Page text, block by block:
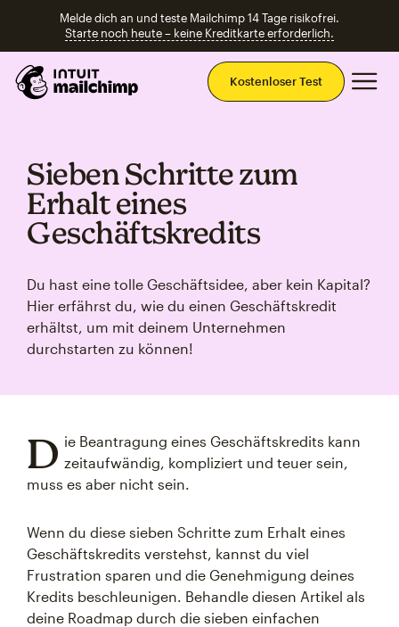
Melde dich an und teste Mailchimp 14 Tage risikofrei.
Starte noch heute – keine Kreditkarte erforderlich.
Kostenloser Test
Sieben Schritte zum
Erhalt eines
Geschäftskredits
Du hast eine tolle Geschäftsidee, aber kein Kapital?
Hier erfährst du, wie du einen Geschäftskredit
erhältst, um mit deinem Unternehmen
durchstarten zu können!
D ie Beantragung eines Geschäftskredits kann
zeitaufwändig, kompliziert und teuer sein,
muss es aber nicht sein.
Wenn du diese sieben Schritte zum Erhalt eines
Geschäftskredits verstehst, kannst du viel
Frustration sparen und die Genehmigung deines
Kredits beschleunigen. Behandle diesen Artikel als
deine Roadmap durch die sieben einfachen